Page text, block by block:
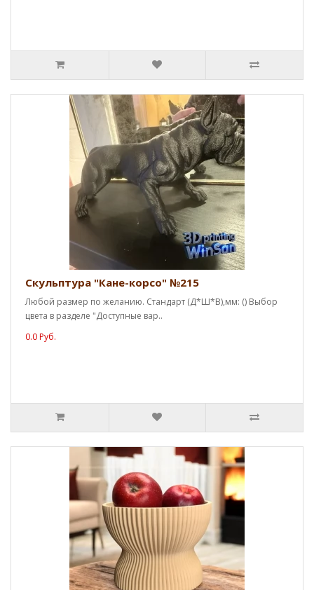
Скульптура "Кане-корсо" №215
Любой размер по желанию. Стандарт (Д*Ш*В),мм: () Выбор
цвета в разделе "Доступные вар..
0.0 Руб.